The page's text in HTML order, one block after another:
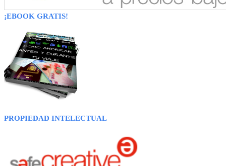
¡EBOOK GRATIS!
PROPIEDAD INTELECTUAL